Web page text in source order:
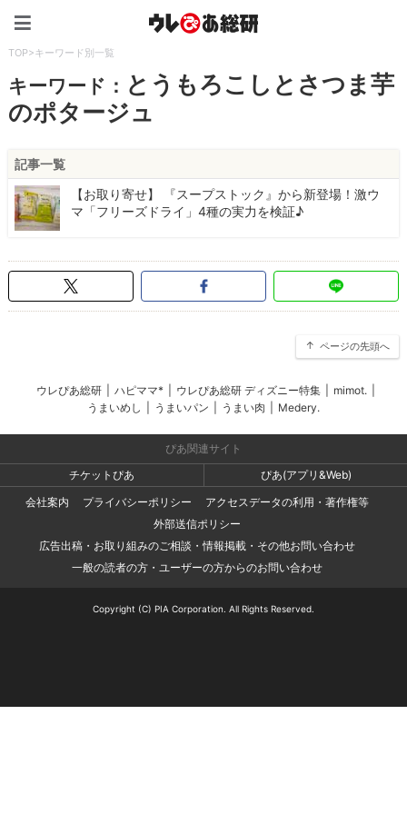
TOP>キーワード別一覧
キーワード： とうもろこしとさつま芋
のポタージュ
記事一覧
【お取り寄せ】 『スープストック』から新登場！激ウ
マ「フリーズドライ」4種の実力を検証♪
ページの先頭へ
ウレぴあ総研 ハピママ* ウレぴあ総研 ディズニー特集 mimot.
うまいめし
うまいパン うまい肉 Medery.
ぴあ関連サイト
チケットぴあ
ぴあ(アプリ&Web)
会社案内
プライバシーポリシー
アクセスデータの利用・著作権等
外部送信ポリシー
広告出稿・お取り組みのご相談・情報掲載・その他お問い合わせ
一般の読者の方・ユーザーの方からのお問い合わせ
Copyright (C) PIA Corporation. All Rights Reserved.